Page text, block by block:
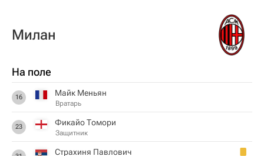
Милан
На поле
16 Майк Меньян
Вратарь
23 Фикайо Томори
Защитник
Страхиня Павлович